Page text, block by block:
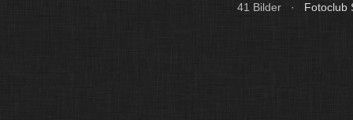
41 Bilder · Fotoclub